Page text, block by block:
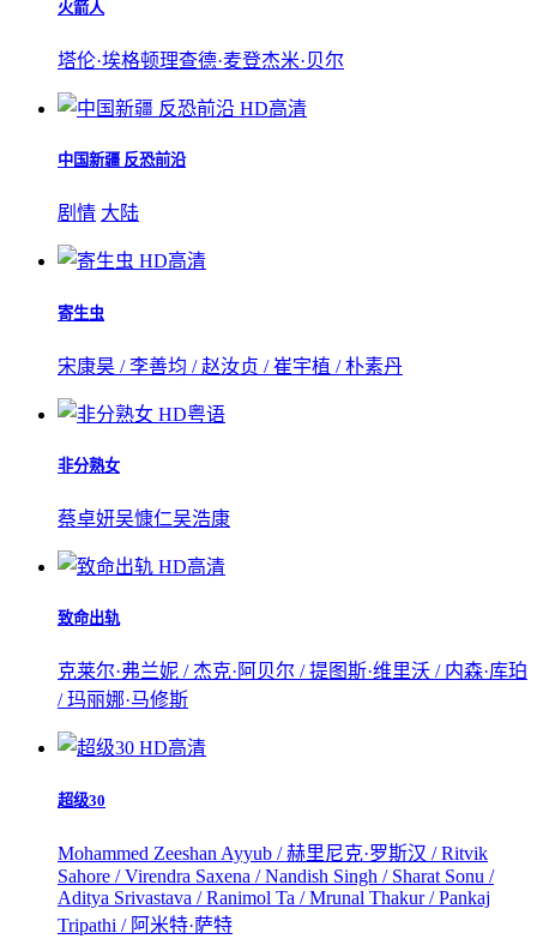
火箭人
塔伦·埃格顿理查德·麦登杰米·贝尔
HD高清
中国新疆 反恐前沿
剧情 大陆
HD高清
寄生虫
宋康昊 / 李善均 / 赵汝贞 / 崔宇植 / 朴素丹
HD粤语
非分熟女
蔡卓妍吴慷仁吴浩康
HD高清
致命出轨
克莱尔·弗兰妮 / 杰克·阿贝尔 / 提图斯·维里沃 / 内森·库珀
/ 玛丽娜·马修斯
HD高清
超级30
Mohammed Zeeshan Ayyub / 赫里尼克·罗斯汉 / Ritvik
Sahore / Virendra Saxena / Nandish Singh / Sharat Sonu /
Aditya Srivastava / Ranimol Ta / Mrunal Thakur / Pankaj
Tripathi / 阿米特·萨特